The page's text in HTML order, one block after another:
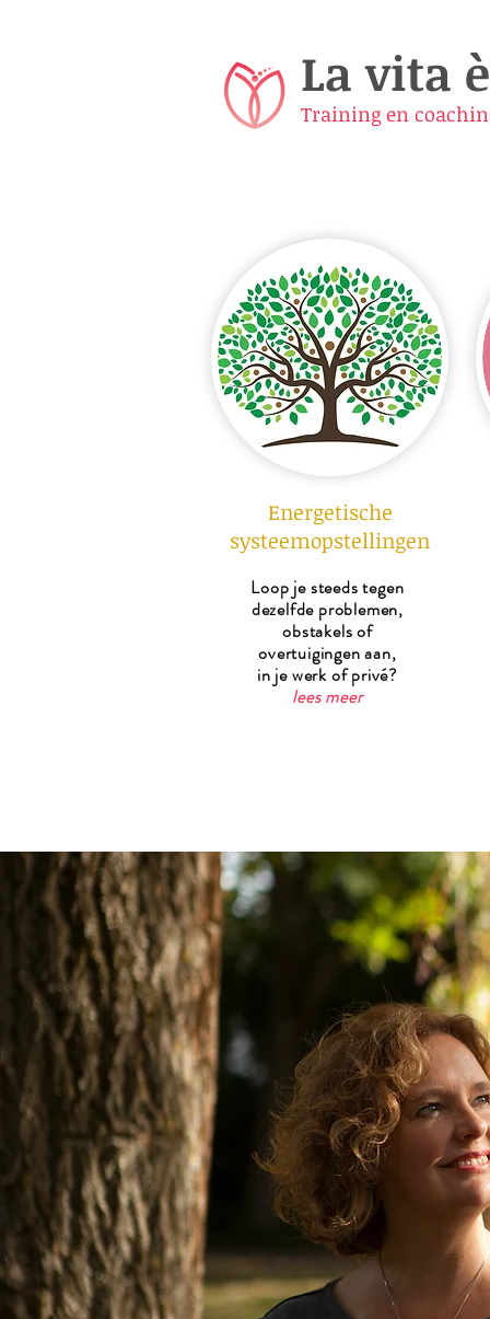
La vita
Training en
Energetische
systeemopstellingen
Loop je steeds tegen
dezelfde problemen,
obstakels of
overtuigingen aan,
in je werk of privé?
lees meer